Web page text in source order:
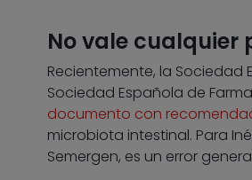
No vale cualquier
Recientemente, la Sociedad
Sociedad Española de
documento con
microbiota intestinal. Para
Semergen, es un error